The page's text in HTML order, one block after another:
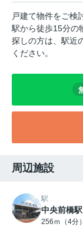
戸建て物件をご検
駅から徒歩15分の
探しの方は、駅近
ください。
周辺施設
駅
中央前橋駅
256ｍ（4分）